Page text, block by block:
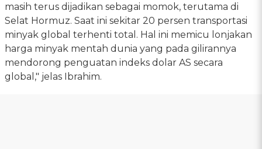
masih terus dijadikan sebagai momok, terutama di
Selat Hormuz. Saat ini sekitar 20 persen transportasi
minyak global terhenti total. Hal ini memicu lonjakan
harga minyak mentah dunia yang pada gilirannya
mendorong penguatan indeks dolar AS secara
global," jelas Ibrahim.